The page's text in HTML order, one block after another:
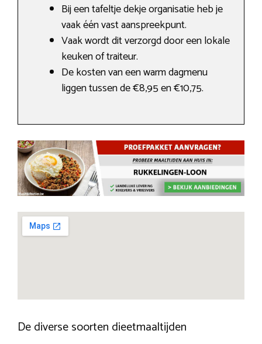
Bij een tafeltje dekje organisatie heb je
vaak één vast aanspreekpunt.
Vaak wordt dit verzorgd door een lokale
keuken of traiteur.
De kosten van een warm dagmenu
liggen tussen de €8,95 en €10,75.
De diverse soorten dieetmaaltijden